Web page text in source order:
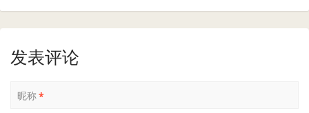
发表评论
昵称*